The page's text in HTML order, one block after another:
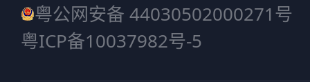
粤公网安备 44030502000271号
粤ICP备10037982号-5